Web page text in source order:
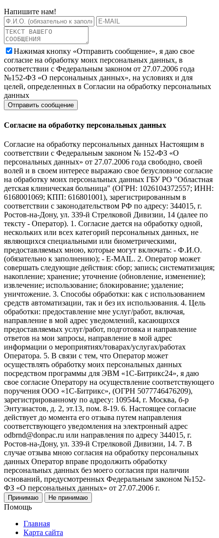
Напишите нам!
Нажимая кнопку «Отправить сообщение», я даю свое
согласие на обработку моих персональных данных, в
соответствии с Федеральным законом от 27.07.2006 года
№152-ФЗ «О персональных данных», на условиях и для
целей, определенных в Согласии на обработку персональных
данных
Согласие на обработку персональных данных
Согласие на обработку персональных данных Настоящим в
соответствии с Федеральным законом № 152-ФЗ «О
персональных данных» от 27.07.2006 года свободно, своей
волей и в своем интересе выражаю свое безусловное согласие
на обработку моих персональных данных ГБУ РО "Областная
детская клиническая больница" (ОГРН: 1026104372557; ИНН:
6168001069; КПП: 616801001), зарегистрированным в
соответствии с законодательством РФ по адресу: 344015, г.
Ростов-на-Дону, ул. 339-й Стрелковой Дивизии, 14 (далее по
тексту - Оператор). 1. Согласие дается на обработку одной,
нескольких или всех категорий персональных данных, не
являющихся специальными или биометрическими,
предоставляемых мною, которые могут включать: - Ф.И.О.
(обязательно к заполнению); - E-MAIL. 2. Оператор может
совершать следующие действия: сбор; запись; систематизация;
накопление; хранение; уточнение (обновление, изменение);
извлечение; использование; блокирование; удаление;
уничтожение. 3. Способы обработки: как с использованием
средств автоматизации, так и без их использования. 4. Цель
обработки: предоставление мне услуг/работ, включая,
направление в мой адрес уведомлений, касающихся
предоставляемых услуг/работ, подготовка и направление
ответов на мои запросы, направление в мой адрес
информации о мероприятиях/товарах/услугах/работах
Оператора. 5. В связи с тем, что Оператор может
осуществлять обработку моих персональных данных
посредством программы для ЭВМ «1С-Битрикс24», я даю
свое согласие Оператору на осуществление соответствующего
поручения ООО «1С-Битрикс», (ОГРН 5077746476209),
зарегистрированному по адресу: 109544, г. Москва, б-р
Энтузиастов, д. 2, эт.13, пом. 8-19. 6. Настоящее согласие
действует до момента его отзыва путем направления
соответствующего уведомления на электронный адрес
odbrnd@donpac.ru или направления по адресу 344015, г.
Ростов-на-Дону, ул. 339-й Стрелковой Дивизии, 14. 7. В
случае отзыва мною согласия на обработку персональных
данных Оператор вправе продолжить обработку
персональных данных без моего согласия при наличии
оснований, предусмотренных Федеральным законом №152-
ФЗ «О персональных данных» от 27.07.2006 г.
Принимаю Не принимаю
Помощь
Главная
Карта сайта